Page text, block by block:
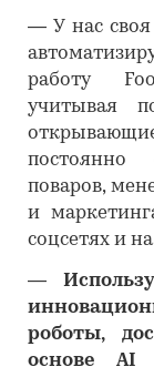
― У нас
работу
учитывая
постоянно
поваров,
и
соцсетях и
―
роботы,
основе AI